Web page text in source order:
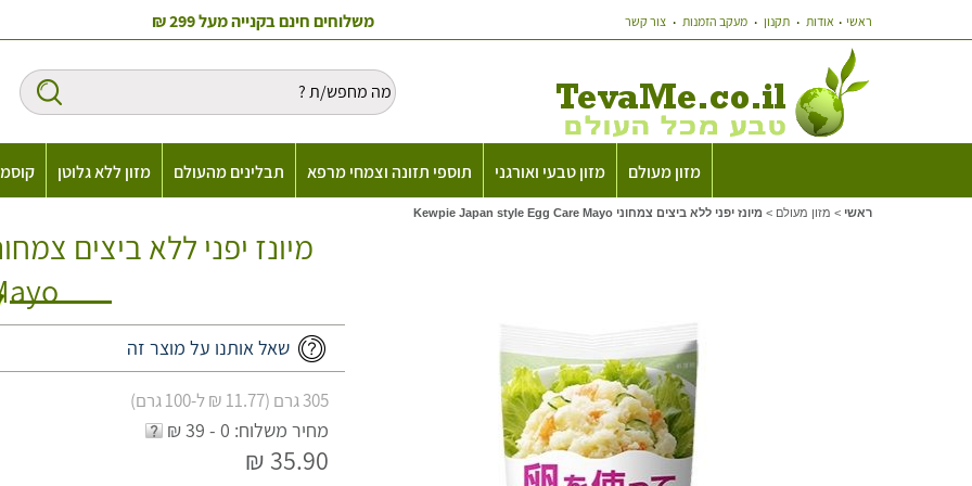
ראשי אודות תקנון מעקב הזמנות צור קשר משלוחים חינם בקנייה מעל 299 ₪
מזון מעולם מזון טבעי ואורגני תוספי תזונה וצמחי מרפא תבלינים מהעולם מזון ללא גלוטן
ראשי > מזון מעולם > מיונז יפני ללא ביצים צמחוני Kewpie Japan style Egg Care Mayo
שאל אותנו על מוצר זה
305 גרם (11.77 ₪ ל-100 גרם)
מחיר משלוח: 0 - 39 ₪
35.90 ₪